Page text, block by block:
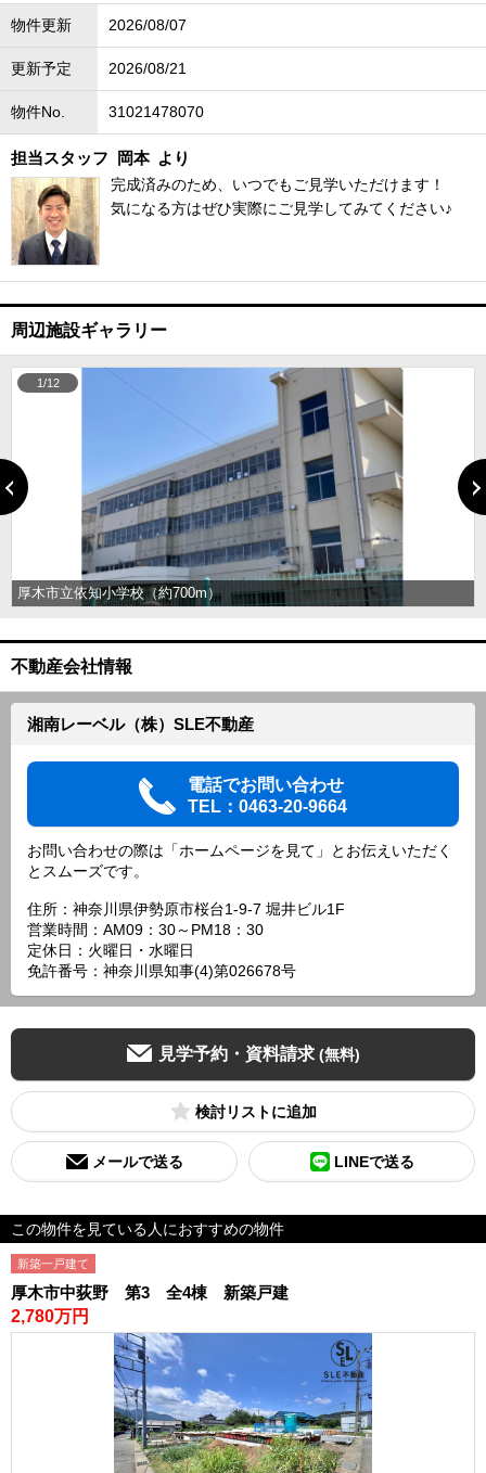
物件更新 2026/08/07
更新予定 2026/08/21
物件No. 31021478070
担当スタッフ 岡本 より
完成済みのため、いつでもご見学いただけます！
気になる方はぜひ実際にご見学してみてください♪
周辺施設ギャラリー
厚木市立依知小学校（約700m）
1/12
不動産会社情報
湘南レーベル（株）SLE不動産
電話でお問い合わせ
TEL：0463-20-9664
お問い合わせの際は「ホームページを見て」とお伝えいただく
とスムーズです。
住所：神奈川県伊勢原市桜台1-9-7 堀井ビル1F
営業時間：AM09：30～PM18：30
定休日：火曜日・水曜日
免許番号：神奈川県知事(4)第026678号
見学予約・資料請求 (無料)
検討リスト
メールで送る LINEで送る
この物件を見ている人におすすめの物件
新築一戸建て
厚木市中荻野 第3 全4棟 新築戸建
2,780万円